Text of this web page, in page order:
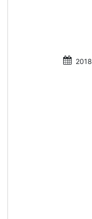
2018